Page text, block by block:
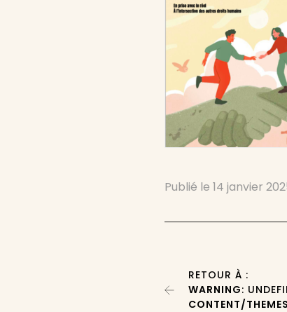
Publié le14 janvier
RETOUR À :
WARNING:
CONTENT/